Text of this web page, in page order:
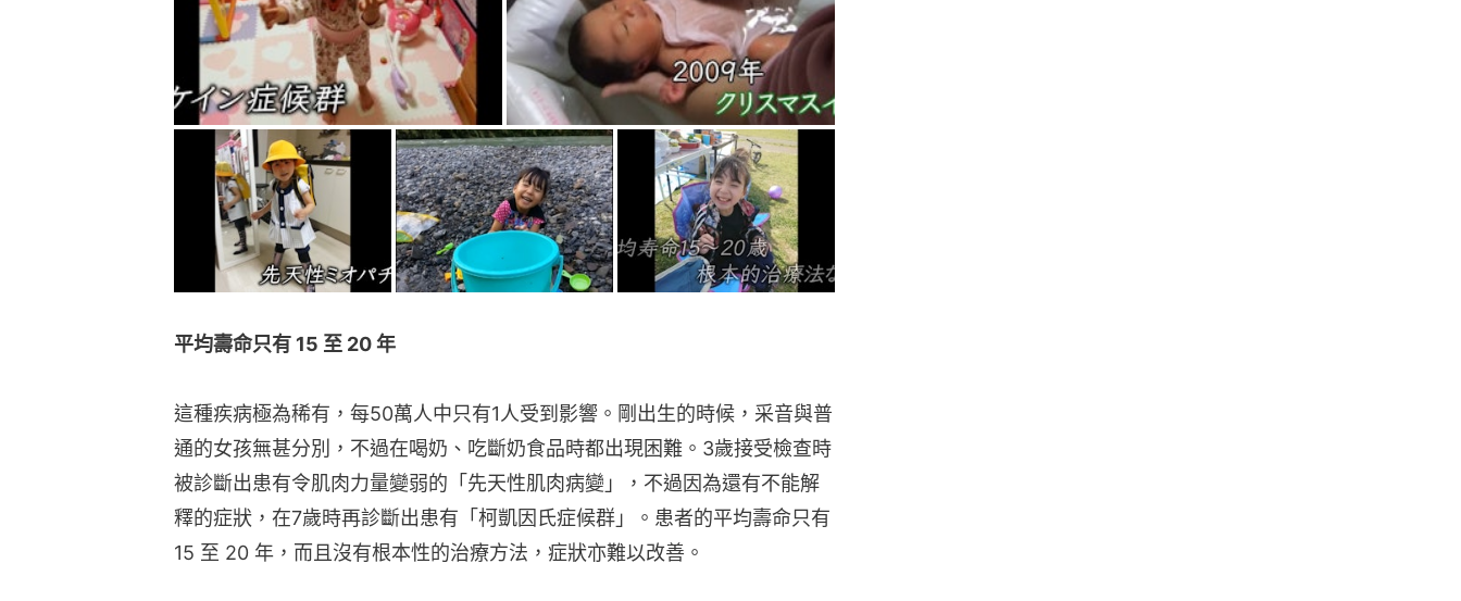
平均壽命只有 15 至 20 年
這種疾病極為稀有，每50萬人中只有1人受到影響。剛出生的時候，采音與普
通的女孩無甚分別，不過在喝奶、吃斷奶食品時都出現困難。3歲接受檢查時
被診斷出患有令肌肉力量變弱的「先天性肌肉病變」，不過因為還有不能解
釋的症狀，在7歲時再診斷出患有「柯凱因氏症候群」。患者的平均壽命只有
15 至 20 年，而且沒有根本性的治療方法，症狀亦難以改善。